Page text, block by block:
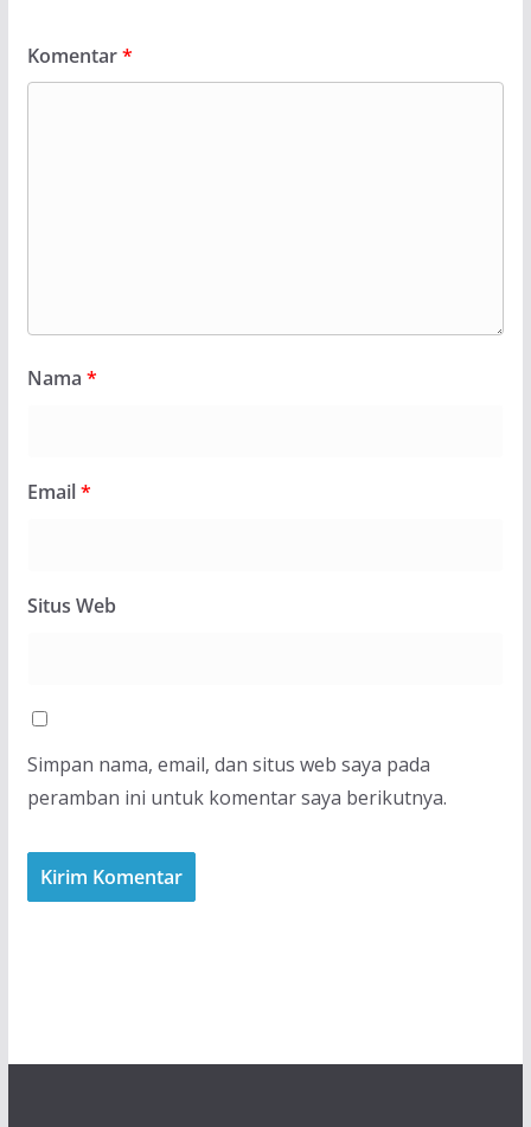
Komentar*
Nama *
Email*
Situs Web
Simpan nama, email, dan situs web saya pada
peramban ini untuk komentar saya berikutnya.